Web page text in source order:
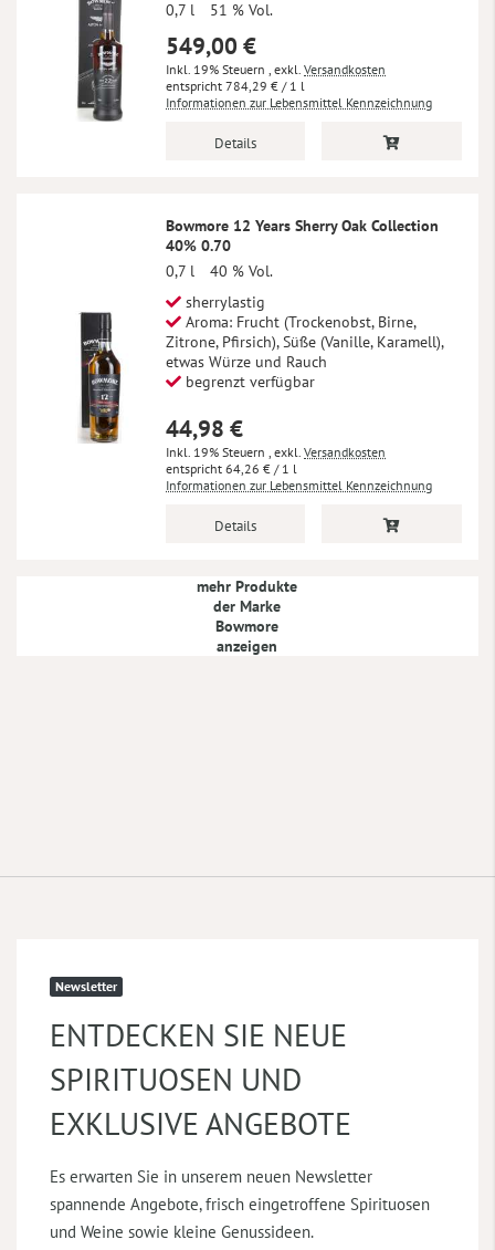
0,7 l 51 % Vol.
549,00 €
Inkl. 19% Steuern , exkl. Versandkosten
784,29 € / 1 l
Informationen zur Lebensmittel Kennzeichnung
Details
Bowmore 12 Years Sherry Oak Collection
40% 0.70
0,7 l
40 % Vol.
sherrylastig
Aroma: Frucht (Trockenobst, Birne,
Zitrone, Pfirsich), Süße (Vanille, Karamell),
etwas Würze und Rauch
begrenzt verfügbar
44,98 €
Inkl. 19% Steuern , exkl. Versandkosten
64,26 € / 1 l
Informationen zur Lebensmittel Kennzeichnung
Details
mehr Produkte
der Marke
Bowmore
anzeigen
Newsletter
ENTDECKEN SIE NEUE
SPIRITUOSEN UND
EXKLUSIVE ANGEBOTE
Es erwarten Sie in unserem neuen Newsletter
spannende Angebote, frisch eingetroffene Spirituosen
und Weine sowie kleine Genussideen.